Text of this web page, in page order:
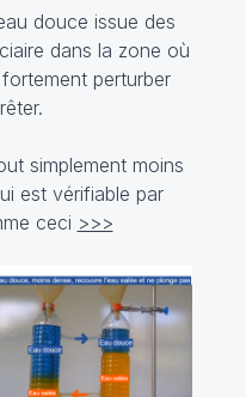
douce issue des
dans la zone où
perturber
simplement moins
est vérifiable par
ceci >>>